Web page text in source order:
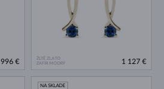
996 €
ŽLTÉ ZLATO
ZAFÍR MODRÝ
1 127 €
NA SKLADE